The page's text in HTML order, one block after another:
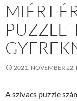
MIÉRT
PUZZLE-
2021. NOVEMBER 22.
A szivacs puzzle